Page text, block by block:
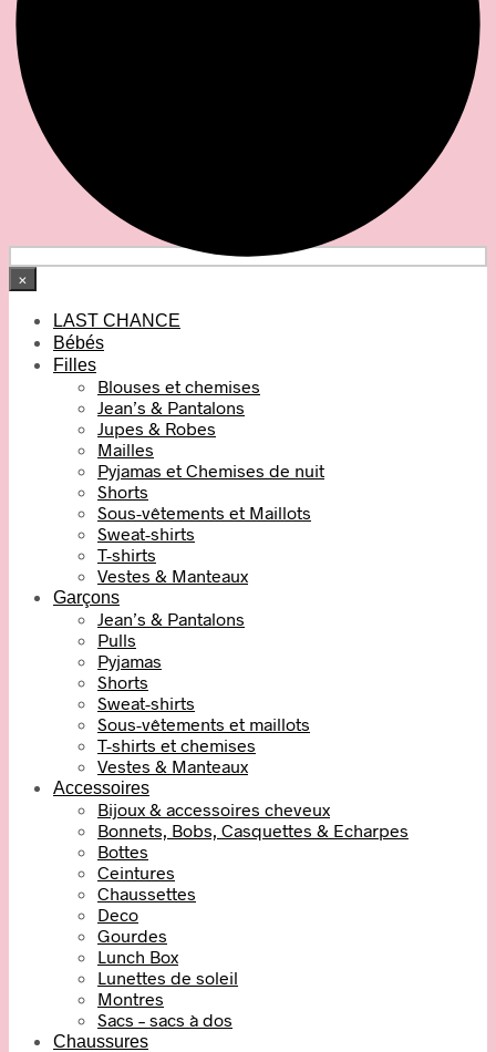
×
LAST CHANCE
Bébés
Filles
Blouses et chemises
Jean’s & Pantalons
Jupes & Robes
Mailles
Pyjamas et Chemises de nuit
Shorts
Sous-vêtements et Maillots
Sweat-shirts
T-shirts
Vestes & Manteaux
Garçons
Jean’s & Pantalons
Pulls
Pyjamas
Shorts
Sweat-shirts
Sous-vêtements et maillots
T-shirts et chemises
Vestes & Manteaux
Accessoires
Bijoux & accessoires cheveux
Bonnets, Bobs, Casquettes & Echarpes
Bottes
Ceintures
Chaussettes
Deco
Gourdes
Lunch Box
Lunettes de soleil
Montres
Sacs – sacs à dos
Chaussures